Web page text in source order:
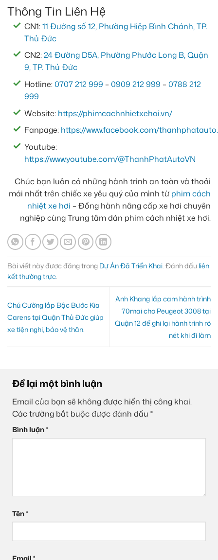
Thông Tin Liên Hệ
CN1:11 Đường số 12, Phường Hiệp Bình Chánh, TP.
Thủ Đức
CN2:24 Đường D5A, Phường Phước Long B, Quận
9, TP. Thủ Đức
Hotline:0707 212 999 –0909 212 999 –0788 212
999
Website: https://phimcachnhietxehoi.vn/
Fanpage: https://www.facebook.com/
Youtube:
https://www.youtube.com/@ThanhPhatAutoVN
Chúc bạn luôn có những hành trình an toàn và thoải
mái nhất trên chiếc xe yêu quý của mình từ phim cách
nhiệt xe hơi – Đồng hành nâng cấp xe hơi chuyên
nghiệp cùng Trung tâm dán phim cách nhiệt xe hơi.
Bài viết này được đăng trong Dự Án Đã Triển Khai . Đánh dấu liên
kết thường trực
Chú Cường lắp Bậc Bước Kia
Carens tại Quận Thủ Đức giúp
xe tiện nghi, bảo vệ thân.
Anh Khang lắp cam hành trình
70mai cho Peugeot 3008 tại
Quận 12 để ghi lại hành trình rõ
nét khi đi làm
Để lại một bình luận
Email của bạn sẽ không được hiển thị công khai.
Các trường bắt buộc được đánh dấu *
Bình luận*
Tên*